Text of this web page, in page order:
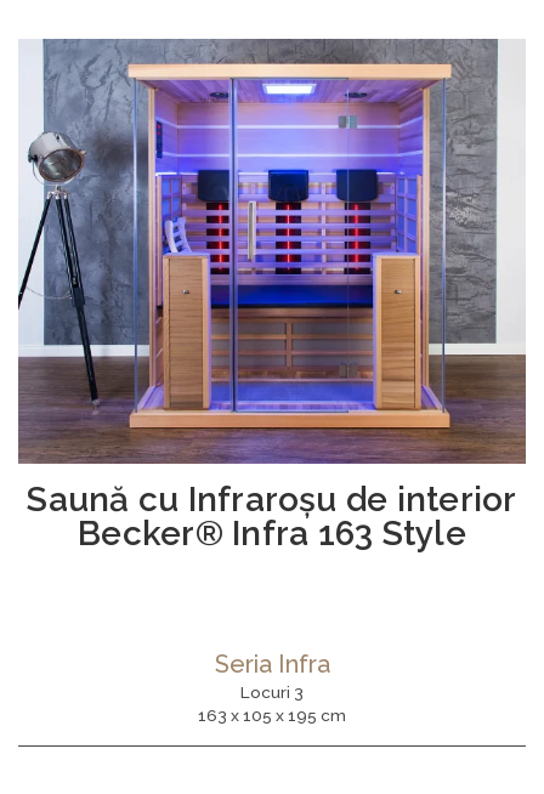
Saună cu Infraroşu de interior
Becker® Infra 163 Style
Seria Infra
Locuri 3
163 x 105 x 195 cm